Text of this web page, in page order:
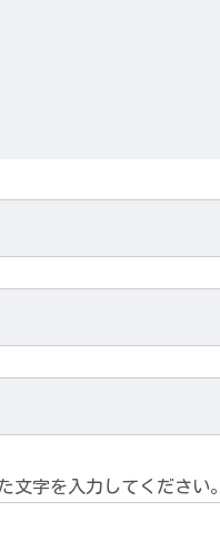
文字を入力してください。